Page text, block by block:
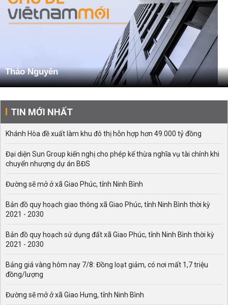
Thảo Nguyên
TIN MỚI NHẤT
Khánh Hòa đề xuất làm khu đô thị hỗn hợp hơn 49.000 tỷ đồng
Đại diện Sun Group kiến nghị cho phép kế thừa nghĩa vụ tài chính khi
chuyển nhượng dự án BĐS
Đường sẽ mở ở xã Giao Phúc, tỉnh Ninh Bình
Bản đồ quy hoạch giao thông xã Giao Phúc, tỉnh Ninh Bình thời kỳ
2021 - 2030
Bản đồ quy hoạch sử dụng đất xã Giao Phúc, tỉnh Ninh Bình thời kỳ
2021 - 2030
Bảng giá vàng hôm nay 7/8: Đồng loạt giảm, có nơi mất 1,7 triệu
đồng/lượng
Đường sẽ mở ở xã Giao Hưng, tỉnh Ninh Bình